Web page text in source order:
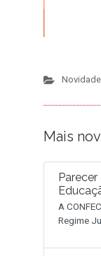
Mais
A
Regime